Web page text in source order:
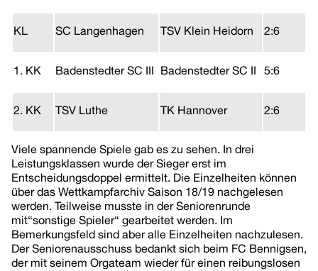
KL SC Langenhagen TSV Klein Heidorn 2:6
1. KK Badenstedter SC III Badenstedter SC II 5:6
2. KK TSV Luthe TK Hannover 2:6
Viele spannende Spiele gab es zu sehen. In drei
Leistungsklassen wurde der Sieger erst im
Entscheidungsdoppel ermittelt. Die Einzelheiten können
über das Wettkampfarchiv Saison 18/19 nachgelesen
werden. Teilweise musste in der Seniorenrunde
mit“sonstige Spieler“ gearbeitet werden. Im
Bemerkungsfeld sind aber alle Einzelheiten nachzulesen.
Der Seniorenausschuss bedankt sich beim FC Bennigsen,
der mit seinem Orgateam wieder für einen reibungslosen